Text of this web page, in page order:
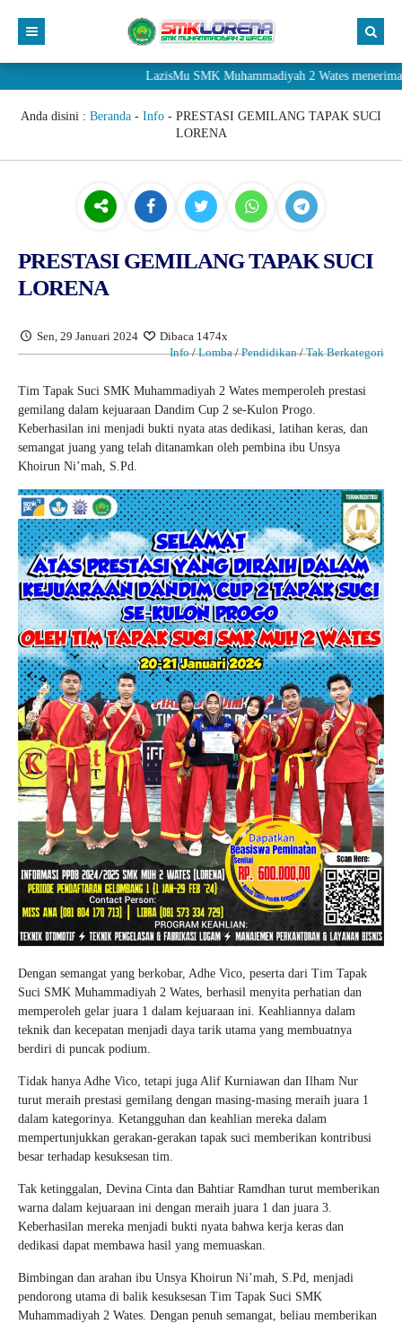
LazisMu SMK Muhammadiyah 2 Wates menerima
Anda disini : Beranda - Info - PRESTASI GEMILANG TAPAK SUCI
LORENA
PRESTASI GEMILANG TAPAK SUCI
LORENA
Sen, 29 Januari 2024
Dibaca 1474x
Info/Lomba/Pendidikan/Tak Berkategori
Tim Tapak Suci SMK Muhammadiyah 2 Wates memperoleh prestasi
gemilang dalam kejuaraan Dandim Cup 2 se-Kulon Progo.
Keberhasilan ini menjadi bukti nyata atas dedikasi, latihan keras, dan
semangat juang yang telah ditanamkan oleh pembina ibu Unsya
Khoirun Ni’mah, S.Pd.
Dengan semangat yang berkobar, Adhe Vico, peserta dari Tim Tapak
Suci SMK Muhammadiyah 2 Wates, berhasil menyita perhatian dan
memperoleh gelar juara 1 dalam kejuaraan ini. Keahliannya dalam
teknik dan kecepatan menjadi daya tarik utama yang membuatnya
berdiri di puncak podium.
Tidak hanya Adhe Vico, tetapi juga Alif Kurniawan dan Ilham Nur
turut meraih prestasi gemilang dengan masing-masing meraih juara 1
dalam kategorinya. Ketangguhan dan keahlian mereka dalam
mempertunjukkan gerakan-gerakan tapak suci memberikan kontribusi
besar terhadap kesuksesan tim.
Tak ketinggalan, Devina Cinta dan Bahtiar Ramdhan turut memberikan
warna dalam kejuaraan ini dengan meraih juara 1 dan juara 3.
Keberhasilan mereka menjadi bukti nyata bahwa kerja keras dan
dedikasi dapat membawa hasil yang memuaskan.
Bimbingan dan arahan ibu Unsya Khoirun Ni’mah, S.Pd, menjadi
pendorong utama di balik kesuksesan Tim Tapak Suci SMK
Muhammadiyah 2 Wates. Dengan penuh semangat, beliau memberikan